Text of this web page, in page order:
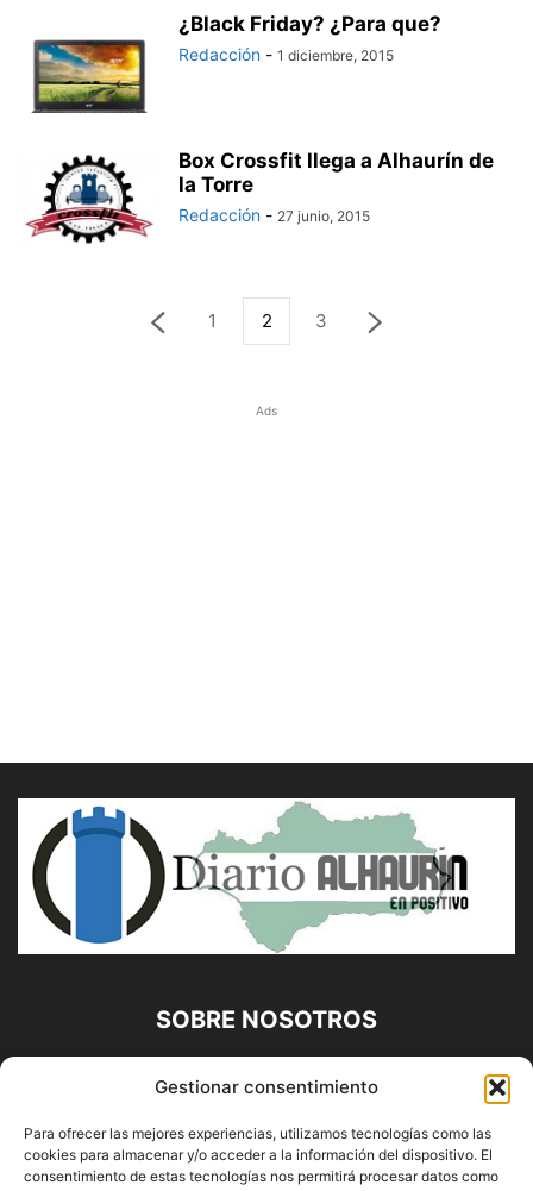
Gestionar consentimiento
Para ofrecer las mejores experiencias, utilizamos tecnologías como las
cookies para almacenar y/o acceder a la información del dispositivo. El
consentimiento de estas tecnologías nos permitirá procesar datos como
¿Black Friday? ¿Para que?
Redacción - 1 diciembre, 2015
Box Crossfit llega a Alhaurín de
la Torre
Redacción - 27 junio, 2015
1 2 3
Ads
SOBRE NOSOTROS
Diario Alhaurín (www.alhaurindelatorre.com) Propiedad de
Francisco E. López López | 639 95 71 95 | Noticias de
Alhaurín de la Torre, Málaga y Provincia|
Contáctanos:info@alhaurindelatorre.com